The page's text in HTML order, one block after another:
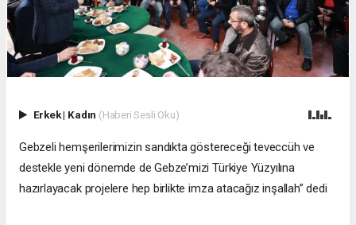
Erkek| Kadın (Haberi Sesli Oku)
Gebzeli hemşerilerimizin sandıkta göstereceği teveccüh ve
destekle yeni dönemde de Gebze’mizi Türkiye Yüzyılına
hazırlayacak projelere hep birlikte imza atacağız inşallah” dedi